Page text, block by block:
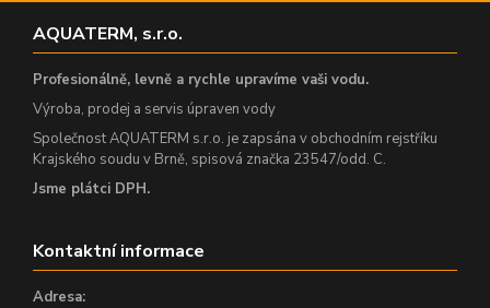
AQUATERM, s.r.o.
Profesionálně, levně a rychle upravíme vaši vodu.
Výroba, prodej a servis úpraven vody
Společnost AQUATERM s.r.o. je zapsána v obchodním rejstříku
Krajského soudu v Brně, spisová značka 23547/odd. C.
Jsme plátci DPH.
Kontaktní informace
Adresa: